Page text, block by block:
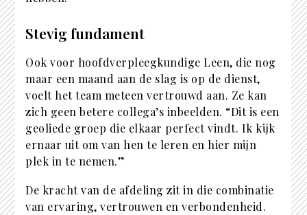
Stevig fundament
Ook voor hoofdverpleegkundige Leen, die nog
maar een maand aan de slag is op de dienst,
voelt het team meteen vertrouwd aan. Ze kan
zich geen betere collega’s inbeelden. “Dit is een
geoliede groep die elkaar perfect vindt. Ik kijk
ernaar uit om van hen te leren en hier mijn
plek in te nemen.”
De kracht van de afdeling zit in die combinatie
van ervaring, vertrouwen en verbondenheid.